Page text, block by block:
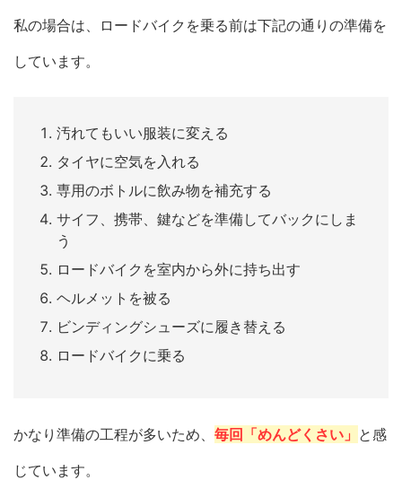
私の場合は、ロードバイクを乗る前は下記の通りの準備を
しています。
汚れてもいい服装に変える
タイヤに空気を入れる
専用のボトルに飲み物を補充する
サイフ、携帯、鍵などを準備してバックにしま
う
ロードバイクを室内から外に持ち出す
ヘルメットを被る
ビンディングシューズに履き替える
ロードバイクに乗る
かなり準備の工程が多いため、 毎回「めんどくさい」 と感
じています。